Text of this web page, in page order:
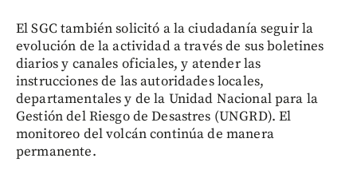
El SGC también solicitó a la ciudadanía seguir la
evolución de la actividad a través de sus boletines
diarios y canales oficiales, y atender las
instrucciones de las autoridades locales,
departamentales y de la Unidad Nacional para la
Gestión del Riesgo de Desastres (UNGRD). El
monitoreo del volcán continúa de manera
permanente.